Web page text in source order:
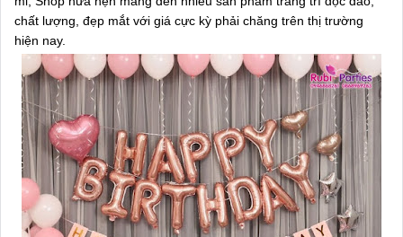
chất lượng, đẹp mắt với giá cực kỳ phải chăng trên thị trường
hiện nay.